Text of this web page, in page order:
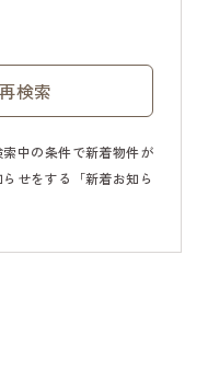
検索
中の条件で新着物件が
せをする「新着お知ら